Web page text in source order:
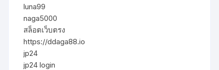
luna99
naga5000
สล็อตเว็บตรง
https://ddaga88.io
jp24
jp24 login